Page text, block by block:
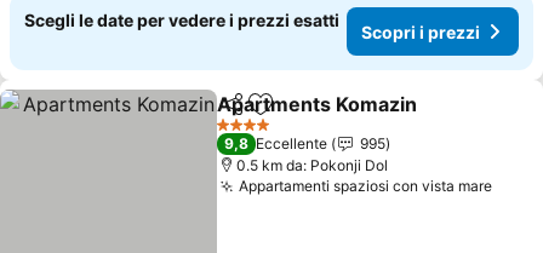
Scegli le date per vedere i prezzi esatti
Scopri i prezzi
CondividiAggiungi ai preferiti
Apartments Komazin
4 Stelle
9,8 Eccellente
995
0.5 km da: Pokonji Dol
Appartamenti spaziosi con vista mare